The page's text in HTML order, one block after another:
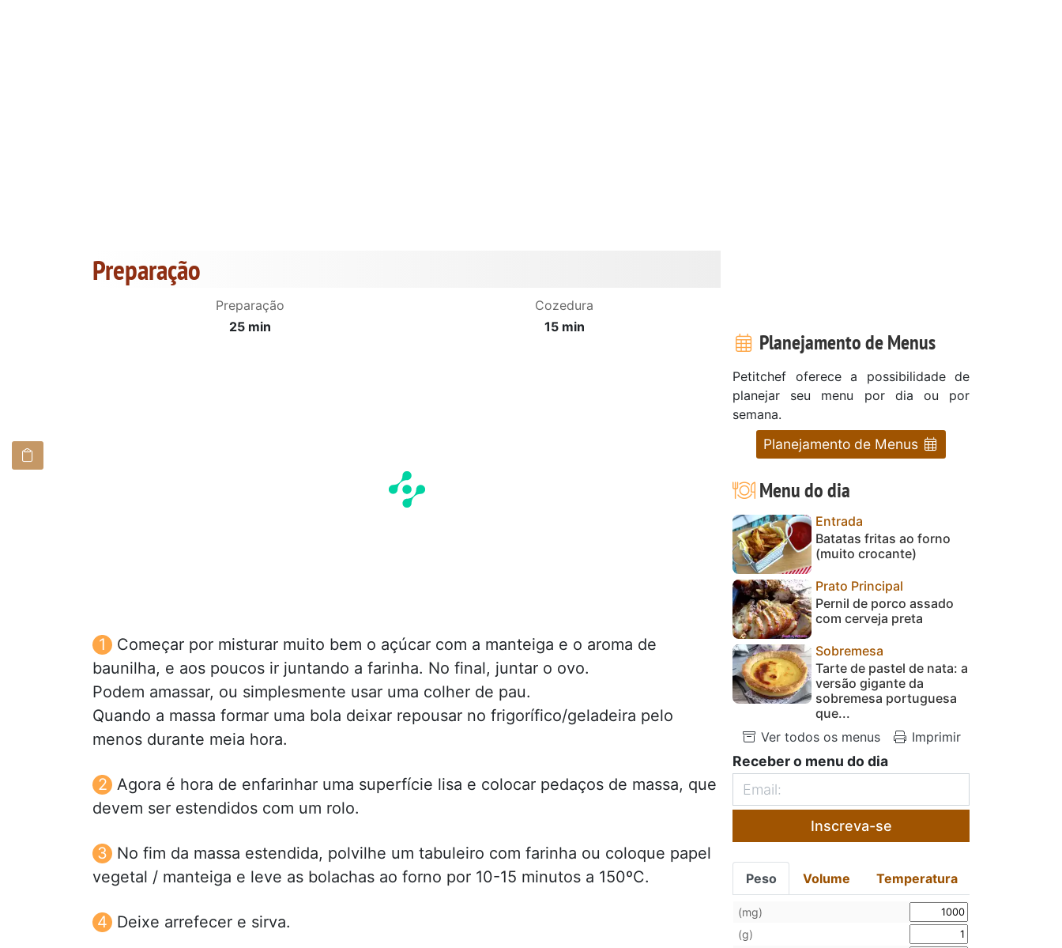
Preparação
Preparação
25 min
Cozedura
15 min
Começar por misturar muito bem o açúcar com a manteiga e o aroma de
baunilha, e aos poucos ir juntando a farinha. No final, juntar o ovo.
Podem amassar, ou simplesmente usar uma colher de pau.
Quando a massa formar uma bola deixar repousar no frigorífico/geladeira pelo
menos durante meia hora.
Agora é hora de enfarinhar uma superfície lisa e colocar pedaços de massa, que
devem ser estendidos com um rolo.
No fim da massa estendida, polvilhe um tabuleiro com farinha ou coloque papel
vegetal / manteiga e leve as bolachas ao forno por 10-15 minutos a 150ºC.
Deixe arrefecer e sirva.
Planejamento de Menus
Petitchef oferece a possibilidade de
planejar seu menu por dia ou por
semana.
Planejamento de Menus
Menu do dia
Entrada
Batatas fritas ao forno
(muito crocante)
Prato Principal
Pernil de porco assado
com cerveja preta
Sobremesa
Tarte de pastel de nata: a
versão gigante da
sobremesa portuguesa
que...
Ver todos os menus
Imprimir
Receber o menu do dia
Inscreva-se
Peso Volume Temperatura
(mg)
(g)